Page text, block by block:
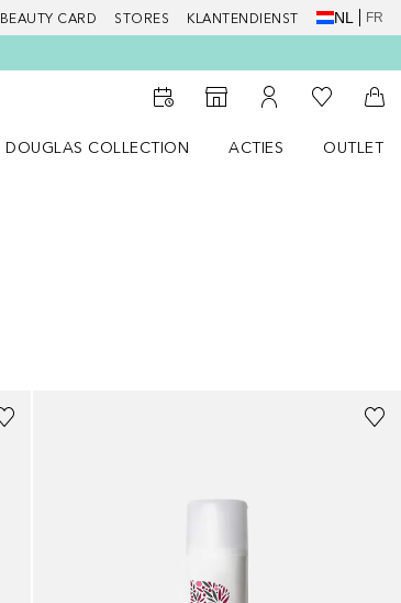
BEAUTY CARD STORES KLANTENDIENST NL FR
Naar StorefinderNaar Mijn Account
Naar Mijn
DOUGLAS COLLECTION
ACTIES
OUTLET